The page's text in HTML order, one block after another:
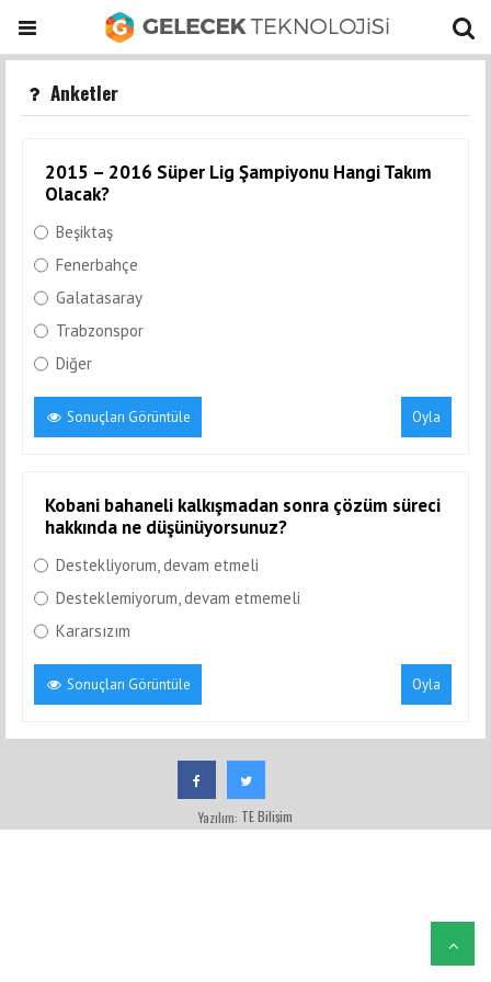
Anketler
2015 – 2016 Süper Lig Şampiyonu Hangi Takım
Olacak?
Beşiktaş
Fenerbahçe
Galatasaray
Trabzonspor
Diğer
Sonuçları Görüntüle Oyla
Kobani bahaneli kalkışmadan sonra çözüm süreci
hakkında ne düşünüyorsunuz?
Destekliyorum, devam etmeli
Desteklemiyorum, devam etmemeli
Kararsızım
Sonuçları Görüntüle Oyla
Yazılım: TE Bilişim